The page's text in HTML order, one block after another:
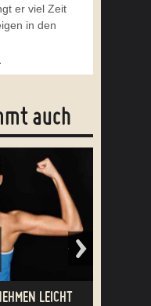
er viel Zeit
in den
auch
IM ALLTAG